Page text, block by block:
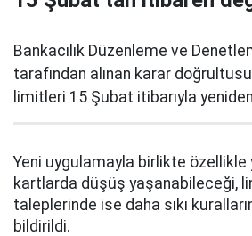
Bankacılık Düzenleme ve
tarafından alınan karar
limitleri 15 Şubat itibarıyla
Yeni uygulamayla birlikte
kartlarda düşüş yaşanabileceği,
taleplerinde ise daha sıkı
bildirildi.